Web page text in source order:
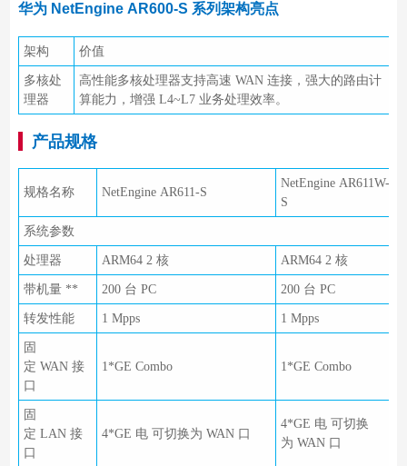
华为 NetEngine AR600-S 系列架构亮点
架构 价值
多核处
理器
高性能多核处理器支持高速 WAN 连接，强大的路由计
算能力，增强 L4~L7 业务处理效率。
产品规格
规格名称 NetEngine AR611-S
NetEngine AR611W-
S
系统参数
处理器 ARM64 2 核 ARM64 2 核
带机量 ** 200 台 PC 200 台 PC
转发性能 1 Mpps 1 Mpps
固
定 WAN 接
口
1*GE Combo 1*GE Combo
固
定 LAN 接
口
4*GE 电 可切换为 WAN 口
4*GE 电 可切换
为 WAN 口